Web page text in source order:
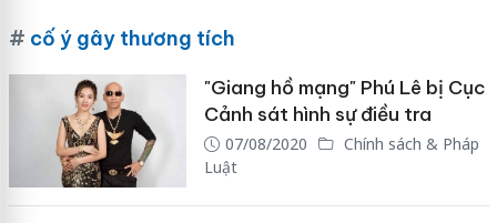
# cố ý gây thương tích
"Giang hồ mạng" Phú Lê bị Cục
Cảnh sát hình sự điều tra
07/08/2020
Chính sách & Pháp
Luật